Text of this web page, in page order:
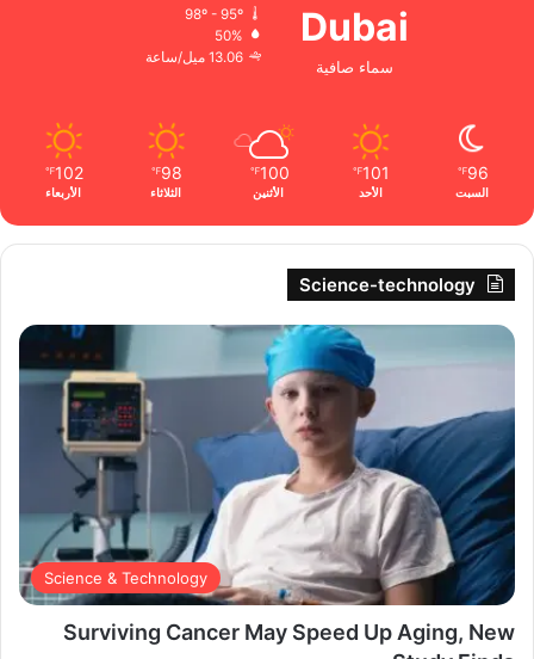
Dubai
سماء صافية
98º - 95º
50%
13.06 ميل/ساعة
96
℉
السبت
101
℉
الأحد
100
℉
الأثنين
98
℉
الثلاثاء
102
℉
الأربعاء
Science-technology
Science & Technology
Surviving Cancer May Speed Up Aging, New